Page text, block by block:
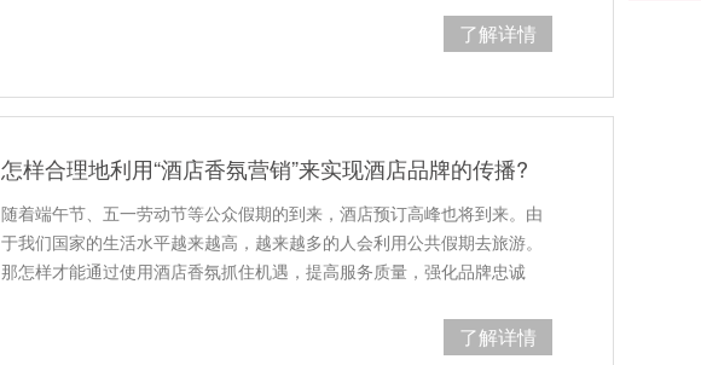
了解详情
怎样合理地利用“酒店香氛营销”来实现酒店品牌的传播?
随着端午节、五一劳动节等公众假期的到来，酒店预订高峰也将到来。由
于我们国家的生活水平越来越高，越来越多的人会利用公共假期去旅游。
那怎样才能通过使用酒店香氛抓住机遇，提高服务质量，强化品牌忠诚
了解详情